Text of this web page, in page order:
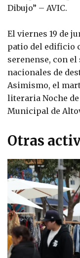
Dibujo” – AVIC.
El viernes 19 de
patio del edificio
serenense, con el
nacionales de
Asimismo, el
literaria Noche de
Municipal de
Otras